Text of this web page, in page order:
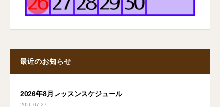
最近のお知らせ
2026年8月レッスンスケジュール
2026.07.27